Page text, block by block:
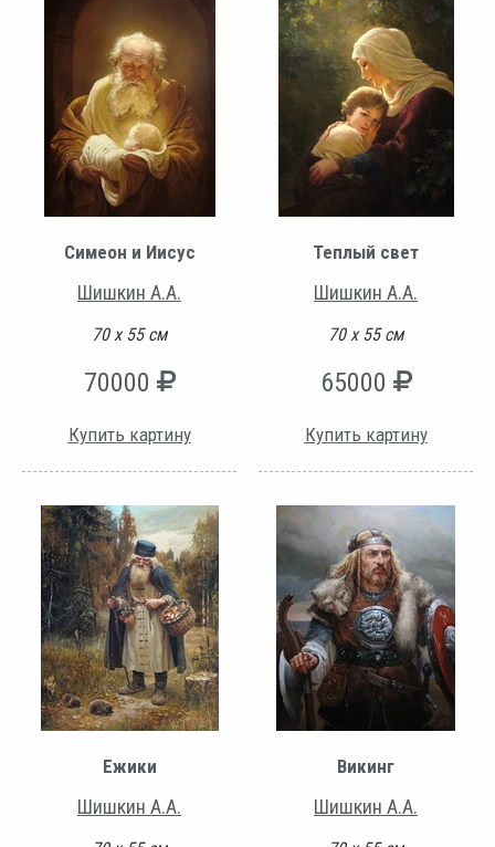
Симеон и Иисус
Шишкин А.А.
70 х 55 см
70000
Купить картину
Теплый свет
Шишкин А.А.
70 х 55 см
65000
Купить картину
Ежики
Шишкин А.А.
Викинг
Шишкин А.А.